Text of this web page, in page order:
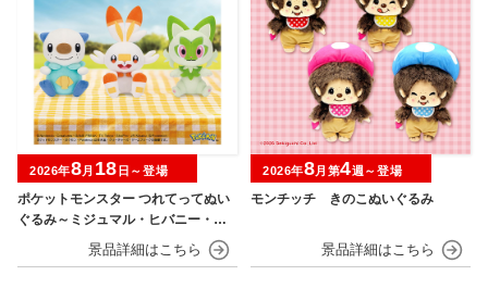
ポケットモンスター つれてってぬい
ぐるみ～ミジュマル・ヒバニー・ニ
2026年8月 18 日～登場
モンチッチ きのこぬいぐるみ
2026年8月第4週～登場